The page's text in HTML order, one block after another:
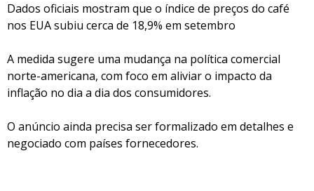
Dados oficiais mostram que o índice de preços do café
nos EUA subiu cerca de 18,9% em setembro
A medida sugere uma mudança na política comercial
norte-americana, com foco em aliviar o impacto da
inflação no dia a dia dos consumidores.
O anúncio ainda precisa ser formalizado em detalhes e
negociado com países fornecedores.